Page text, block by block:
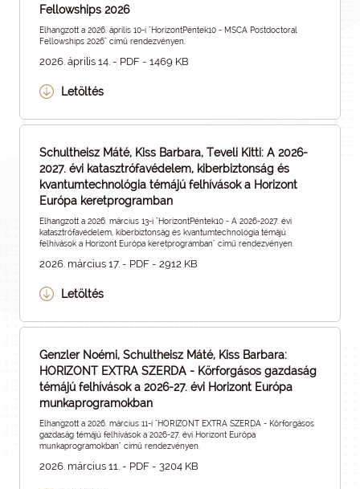
Fellowships 2026
Elhangzott a 2026. április 10-i "HorizontPéntek10 - MSCA Postdoctoral
Fellowships 2026" című rendezvényen.
2026. április 14. - PDF - 1469 KB
Letöltés
Schultheisz Máté, Kiss Barbara, Teveli Kitti: A 2026-
2027. évi katasztrófavédelem, kiberbiztonság és
kvantumtechnológia témájú felhívások a Horizont
Európa keretprogramban
Elhangzott a 2026. március 13-i "HorizontPéntek10 - A 2026-2027. évi
katasztrófavédelem, kiberbiztonság és kvantumtechnológia témájú
felhívások a Horizont Európa keretprogramban" című rendezvényen.
2026. március 17. - PDF - 2912 KB
Letöltés
Genzler Noémi, Schultheisz Máté, Kiss Barbara:
HORIZONT EXTRA SZERDA - Körforgásos gazdaság
témájú felhívások a 2026-27. évi Horizont Európa
munkaprogramokban
Elhangzott a 2026. március 11-i "HORIZONT EXTRA SZERDA - Körforgásos
gazdaság témájú felhívások a 2026-27. évi Horizont Európa
munkaprogramokban" című rendezvényen.
2026. március 11. - PDF - 3204 KB